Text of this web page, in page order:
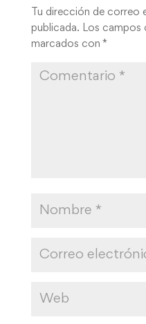
Tu dirección de correo
publicada.
Los
marcados con *